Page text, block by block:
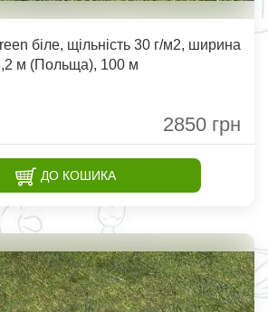
біле, щільність 30 г/м2, ширина
м (Польща), 100 м
2850 грн
ДО КОШИКА